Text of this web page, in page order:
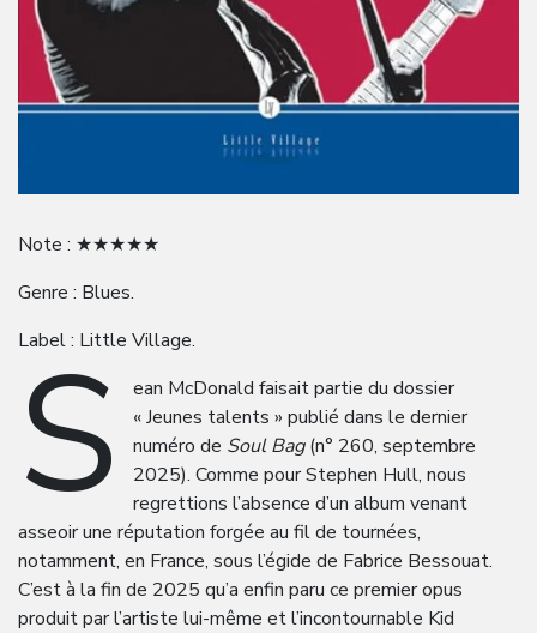
Note : ★★★★★
Genre : Blues.
Label : Little Village.
S
ean McDonald faisait partie du dossier
« Jeunes talents » publié dans le dernier
numéro de Soul Bag(n° 260, septembre
2025). Comme pour Stephen Hull, nous
regrettions l’absence d’un album venant
asseoir une réputation forgée au fil de tournées,
notamment, en France, sous l’égide de Fabrice Bessouat.
C’est à la fin de 2025 qu’a enfin paru ce premier opus
produit par l’artiste lui-même et l’incontournable Kid